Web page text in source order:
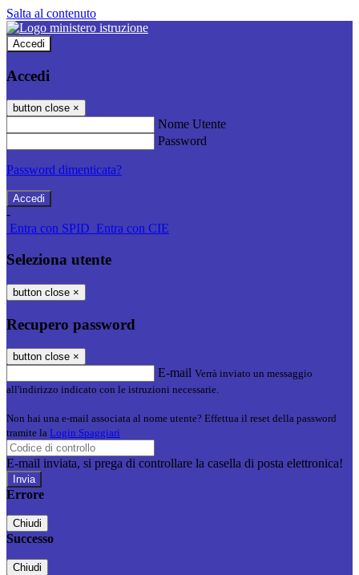
Salta al contenuto
Accedi
Accedi
button close ×
Nome Utente
Password
Password dimenticata?
-
Entra con SPID Entra con CIE
Seleziona utente
button close ×
Recupero password
button close ×
E-mail Verrà inviato un messaggio
all'indirizzo indicato con le istruzioni necessarie.
Non hai una e-mail associata al nome utente? Effettua il reset della password
tramite la Login Spaggiari
E-mail inviata, si prega di controllare la casella di posta elettronica!
Errore
Chiudi
Successo
Chiudi